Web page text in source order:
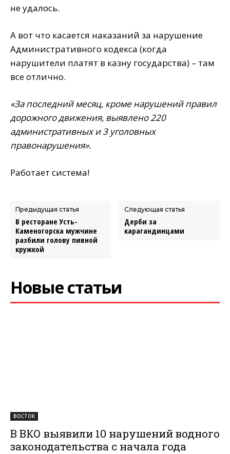
не удалось.
А вот что касается наказаний за нарушение
Административного кодекса (когда
нарушители платят в казну государства) – там
все отлично.
«За последний месяц, кроме нарушений правил
дорожного движения, выявлено 220
административных и 3 уголовных
правонарушения».
Работает система!
Предыдущая статья
В ресторане Усть-
Каменогорска мужчине
разбили голову пивной
кружкой
Следующая статья
Дерби за
карагандинцами
Новые статьи
ВОСТОК
В ВКО выявили 10 нарушений водного
законодательства с начала года